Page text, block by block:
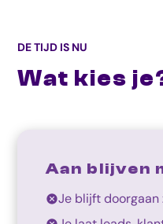
DE TIJD IS NU
Wat kies
Aan blijven
Je blijft